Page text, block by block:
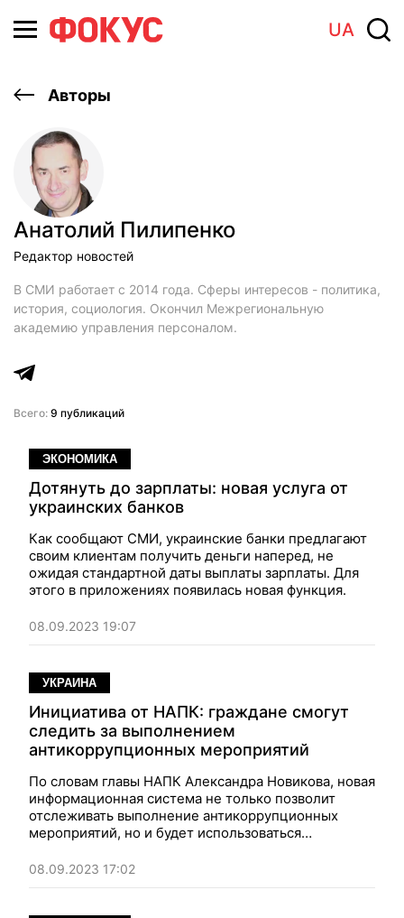
UA
Авторы
Анатолий Пилипенко
Редактор новостей
В СМИ работает с 2014 года. Сферы интересов - политика,
история, социология. Окончил Межрегиональную
академию управления персоналом.
Всего: 9 публикаций
ЭКОНОМИКА
Дотянуть до зарплаты: новая услуга от
украинских банков
Как сообщают СМИ, украинские банки предлагают
своим клиентам получить деньги наперед, не
ожидая стандартной даты выплаты зарплаты. Для
этого в приложениях появилась новая функция.
08.09.2023 19:07
УКРАИНА
Инициатива от НАПК: граждане смогут
следить за выполнением
антикоррупционных мероприятий
По словам главы НАПК Александра Новикова, новая
информационная система не только позволит
отслеживать выполнение антикоррупционных
мероприятий, но и будет использоваться
08.09.2023 17:02